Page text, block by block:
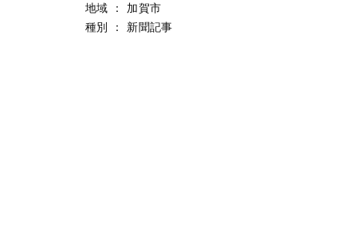
地域
：
加賀市
種別
： 新聞記事